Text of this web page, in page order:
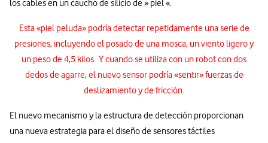
los cables en un caucho de silicio de » piel «.
Esta «piel peluda» podría detectar repetidamente una serie de
presiones, incluyendo el posado de una mosca, un viento ligero y
un peso de 4,5 kilos. Y cuando se utiliza con un robot con dos
dedos de agarre, el nuevo sensor podría «sentir» fuerzas de
deslizamiento y de fricción.
El nuevo mecanismo y la estructura de detección proporcionan
una nueva estrategia para el diseño de sensores táctiles